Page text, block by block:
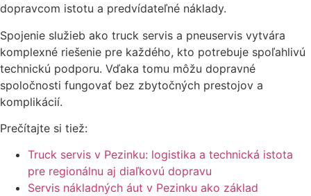
dopravcom istotu a predvídateľné náklady.
Spojenie služieb ako truck servis a pneuservis vytvára
komplexné riešenie pre každého, kto potrebuje spoľahlivú
technickú podporu. Vďaka tomu môžu dopravné
spoločnosti fungovať bez zbytočných prestojov a
komplikácií.
Prečítajte si tiež:
Truck servis v Pezinku: logistika a technická istota
pre regionálnu aj diaľkovú dopravu
Servis nákladných áut v Pezinku ako základ